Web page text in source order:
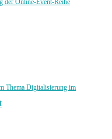
der Online-Event-Reihe
Thema Digitalisierung im